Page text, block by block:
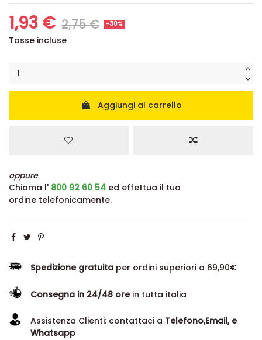
1,93 € 2,75 € -30%
Tasse incluse
Aggiungi al carrello
oppure
Chiama l' 800 92 60 54 ed effettua il tuo
ordine telefonicamente.
Spedizione gratuita per ordini superiori a 69,90€
Consegna in 24/48 orein tutta italia
Assistenza Clienti: contattaci a Telefono,Email, e
Whatsapp